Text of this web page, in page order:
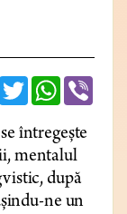
FacebookTwitterWhatsApp
întregește
mentalul
după
ne un